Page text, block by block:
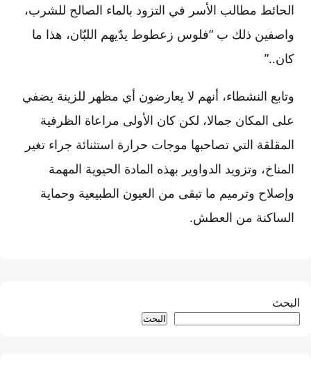
الحائط مطالب الأسر في التزود بالماء الصالح للشرب،
واصفين ذلك ب “فلوس زعطوط يدّيهم اللبّان، هذا ما
كان..”
وتابع النشطاء، أنهم لا يعارضون أي مظهر للزينة يضفي
على المكان جمالا، لكن كان الأولى مراعاة الظرفية
المقلقة التي تصاحبها موجات حرارة استثنائة جراء تغير
المناخ، وتزويد الدواوير بهذه المادة الحيوية المهمة
وإصلاح وترميم ما تبقى من العيون الطبيعية وحماية
الساكنة من العطش.
البحث
البحث